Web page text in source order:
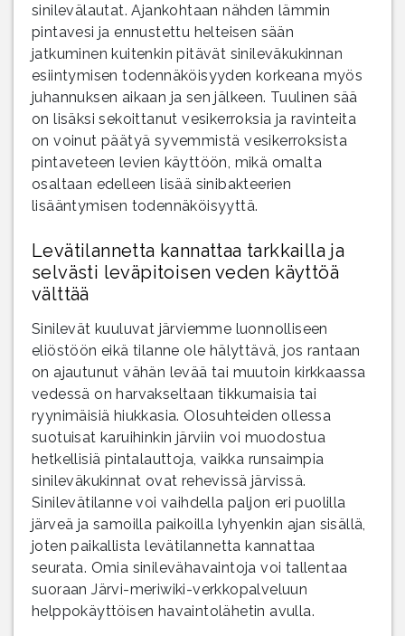
sinilevälautat. Ajankohtaan nähden lämmin
pintavesi ja ennustettu helteisen sään
jatkuminen kuitenkin pitävät sinileväkukinnan
esiintymisen todennäköisyyden korkeana myös
juhannuksen aikaan ja sen jälkeen. Tuulinen sää
on lisäksi sekoittanut vesikerroksia ja ravinteita
on voinut päätyä syvemmistä vesikerroksista
pintaveteen levien käyttöön, mikä omalta
osaltaan edelleen lisää sinibakteerien
lisääntymisen todennäköisyyttä.
Levätilannetta kannattaa tarkkailla ja
selvästi leväpitoisen veden käyttöä
välttää
Sinilevät kuuluvat järviemme luonnolliseen
eliöstöön eikä tilanne ole hälyttävä, jos rantaan
on ajautunut vähän levää tai muutoin kirkkaassa
vedessä on harvakseltaan tikkumaisia tai
ryynimäisiä hiukkasia. Olosuhteiden ollessa
suotuisat karuihinkin järviin voi muodostua
hetkellisiä pintalauttoja, vaikka runsaimpia
sinileväkukinnat ovat rehevissä järvissä.
Sinilevätilanne voi vaihdella paljon eri puolilla
järveä ja samoilla paikoilla lyhyenkin ajan sisällä,
joten paikallista levätilannetta kannattaa
seurata. Omia sinilevähavaintoja voi tallentaa
suoraan Järvi-meriwiki-verkkopalveluun
helppokäyttöisen havaintolähetin avulla.